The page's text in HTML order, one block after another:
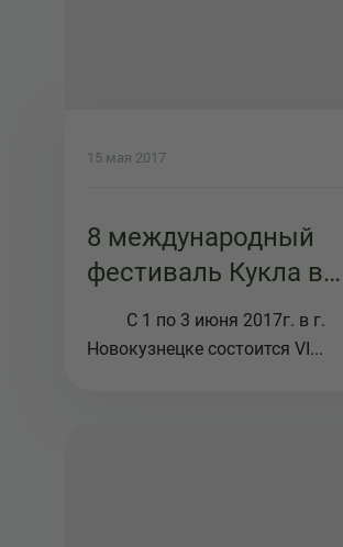
15 мая 2017
8 международный
фестиваль Кукла в
детских руках
театре кукол "Сказ"
С 1 по 3 июня 2017г. в г.
Новокузнецке состоится VI...